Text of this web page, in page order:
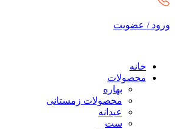
ورود / عضویت
خانه
محصولات
بهاره
محصولات زمستانی
عیدانه
ست